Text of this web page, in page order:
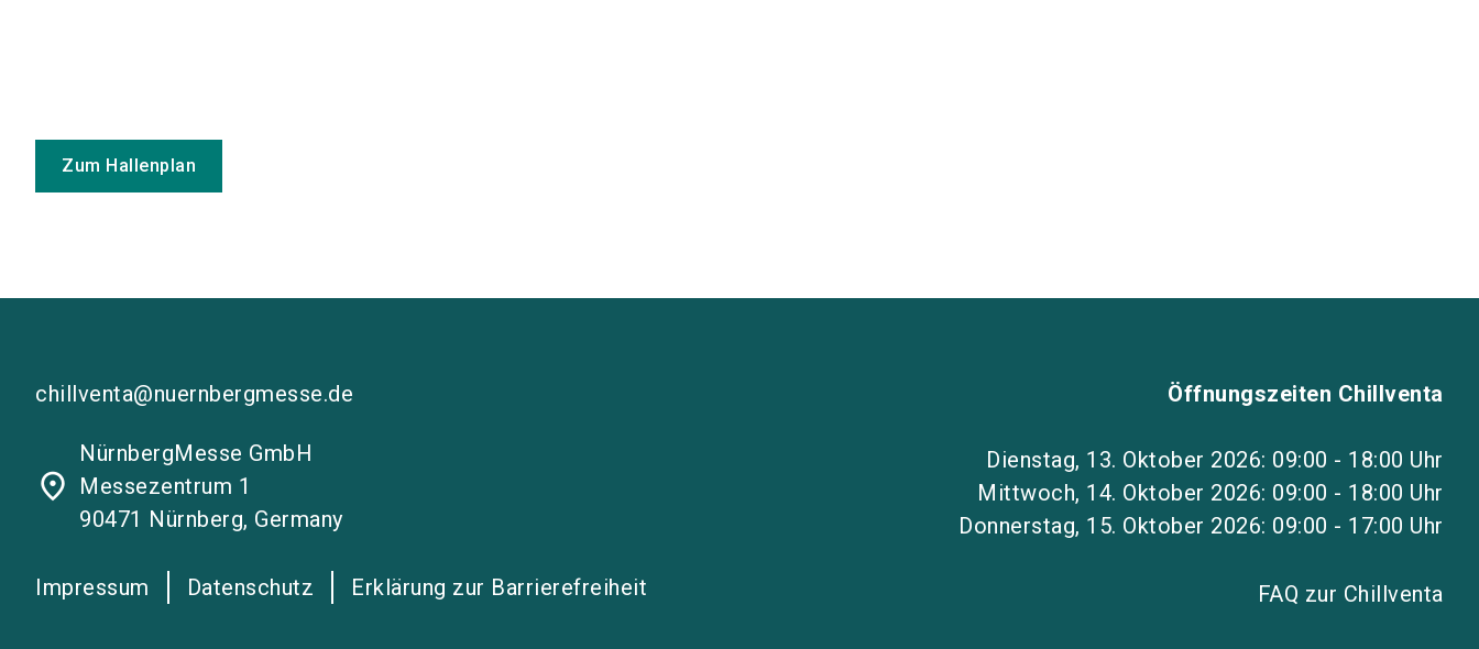
Zum Hallenplan
chillventa@nuernbergmesse.de
place
NürnbergMesse GmbH
Messezentrum 1
90471 Nürnberg, Germany
Impressum Datenschutz Erklärung zur Barrierefreiheit
Öffnungszeiten Chillventa
Dienstag, 13. Oktober 2026: 09:00 - 18:00 Uhr
Mittwoch, 14. Oktober 2026: 09:00 - 18:00 Uhr
Donnerstag, 15. Oktober 2026: 09:00 - 17:00 Uhr
FAQ zur Chillventa